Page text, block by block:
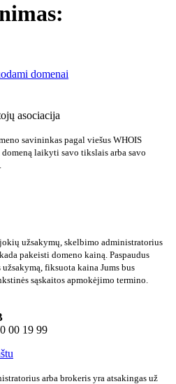
domenai
asociacija
savininkas pagal viešus WHOIS
laikyti savo tikslais arba savo
užsakymų, skelbimo administratorius
pakeisti domeno kainą. Paspaudus
fiksuota kaina Jums bus
sąskaitos apmokėjimo termino.
00 19 99
arba brokeris yra atsakingas už